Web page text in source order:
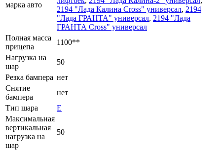
марка авто
2194 "Лада Калина Cross" универсал, 2194
"Лада ГРАНТА" универсал, 2194 "Лада
ГРАНТА Cross" универсал
Полная масса
прицепа
1100**
Нагрузка на
шар
50
Резка бампера нет
Снятие
бампера
нет
Тип шара
Е
Максимальная
вертикальная
нагрузка на
шар
50